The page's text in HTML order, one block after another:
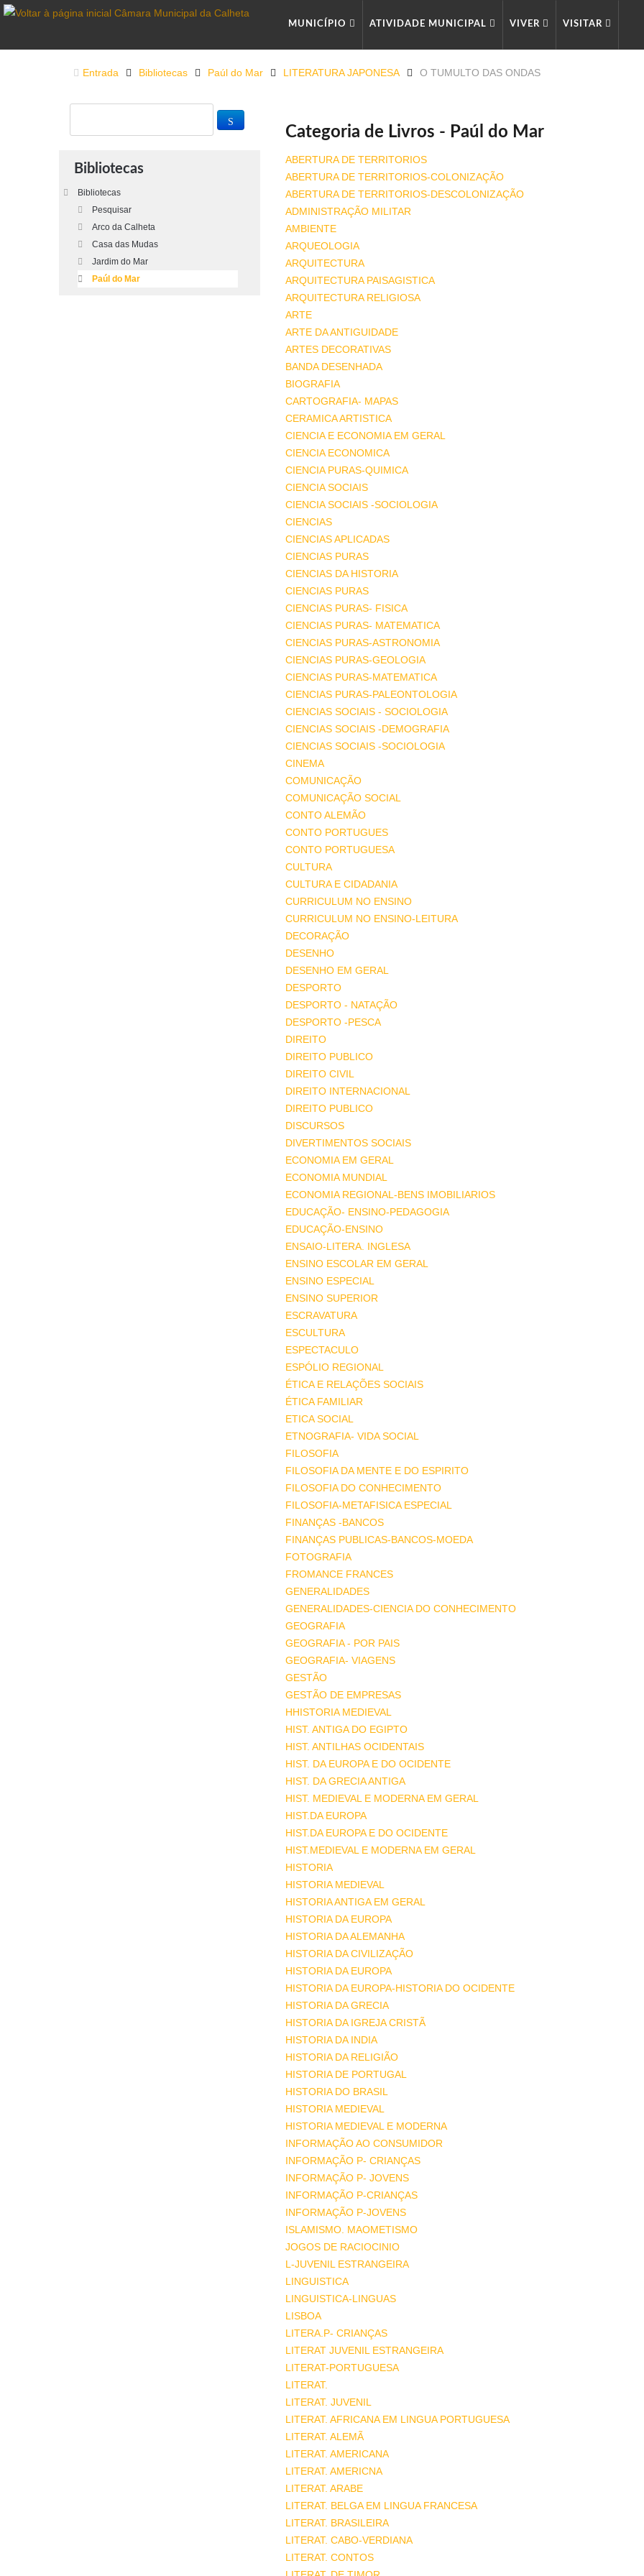
MUNICÍPIO ATIVIDADE MUNICIPAL VIVER VISITAR
Entrada Bibliotecas Paúl do Mar LITERATURA JAPONESA O TUMULTO DAS ONDAS
Categoria de Livros - Paúl do Mar
ABERTURA DE TERRITORIOS
ABERTURA DE TERRITORIOS-COLONIZAÇÃO
ABERTURA DE TERRITORIOS-DESCOLONIZAÇÃO
ADMINISTRAÇÃO MILITAR
AMBIENTE
ARQUEOLOGIA
ARQUITECTURA
ARQUITECTURA PAISAGISTICA
ARQUITECTURA RELIGIOSA
ARTE
ARTE DA ANTIGUIDADE
ARTES DECORATIVAS
BANDA DESENHADA
BIOGRAFIA
CARTOGRAFIA- MAPAS
CERAMICA ARTISTICA
CIENCIA E ECONOMIA EM GERAL
CIENCIA ECONOMICA
CIENCIA PURAS-QUIMICA
CIENCIA SOCIAIS
CIENCIA SOCIAIS -SOCIOLOGIA
CIENCIAS
CIENCIAS APLICADAS
CIENCIAS PURAS
CIENCIAS DA HISTORIA
CIENCIAS PURAS
CIENCIAS PURAS- FISICA
CIENCIAS PURAS- MATEMATICA
CIENCIAS PURAS-ASTRONOMIA
CIENCIAS PURAS-GEOLOGIA
CIENCIAS PURAS-MATEMATICA
CIENCIAS PURAS-PALEONTOLOGIA
CIENCIAS SOCIAIS - SOCIOLOGIA
CIENCIAS SOCIAIS -DEMOGRAFIA
CIENCIAS SOCIAIS -SOCIOLOGIA
CINEMA
COMUNICAÇÃO
COMUNICAÇÃO SOCIAL
CONTO ALEMÃO
CONTO PORTUGUES
CONTO PORTUGUESA
CULTURA
CULTURA E CIDADANIA
CURRICULUM NO ENSINO
CURRICULUM NO ENSINO-LEITURA
DECORAÇÃO
DESENHO
DESENHO EM GERAL
DESPORTO
DESPORTO - NATAÇÃO
DESPORTO -PESCA
DIREITO
DIREITO PUBLICO
DIREITO CIVIL
DIREITO INTERNACIONAL
DIREITO PUBLICO
DISCURSOS
DIVERTIMENTOS SOCIAIS
ECONOMIA EM GERAL
ECONOMIA MUNDIAL
ECONOMIA REGIONAL-BENS IMOBILIARIOS
EDUCAÇÃO- ENSINO-PEDAGOGIA
EDUCAÇÃO-ENSINO
ENSAIO-LITERA. INGLESA
ENSINO ESCOLAR EM GERAL
ENSINO ESPECIAL
ENSINO SUPERIOR
ESCRAVATURA
ESCULTURA
ESPECTACULO
ESPÓLIO REGIONAL
ÉTICA E RELAÇÕES SOCIAIS
ÉTICA FAMILIAR
ETICA SOCIAL
ETNOGRAFIA- VIDA SOCIAL
FILOSOFIA
FILOSOFIA DA MENTE E DO ESPIRITO
FILOSOFIA DO CONHECIMENTO
FILOSOFIA-METAFISICA ESPECIAL
FINANÇAS -BANCOS
FINANÇAS PUBLICAS-BANCOS-MOEDA
FOTOGRAFIA
FROMANCE FRANCES
GENERALIDADES
GENERALIDADES-CIENCIA DO CONHECIMENTO
GEOGRAFIA
GEOGRAFIA - POR PAIS
GEOGRAFIA- VIAGENS
GESTÃO
GESTÃO DE EMPRESAS
HHISTORIA MEDIEVAL
HIST. ANTIGA DO EGIPTO
HIST. ANTILHAS OCIDENTAIS
HIST. DA EUROPA E DO OCIDENTE
HIST. DA GRECIA ANTIGA
HIST. MEDIEVAL E MODERNA EM GERAL
HIST.DA EUROPA
HIST.DA EUROPA E DO OCIDENTE
HIST.MEDIEVAL E MODERNA EM GERAL
HISTORIA
HISTORIA MEDIEVAL
HISTORIA ANTIGA EM GERAL
HISTORIA DA EUROPA
HISTORIA DA ALEMANHA
HISTORIA DA CIVILIZAÇÃO
HISTORIA DA EUROPA
HISTORIA DA EUROPA-HISTORIA DO OCIDENTE
HISTORIA DA GRECIA
HISTORIA DA IGREJA CRISTÃ
HISTORIA DA INDIA
HISTORIA DA RELIGIÃO
HISTORIA DE PORTUGAL
HISTORIA DO BRASIL
HISTORIA MEDIEVAL
HISTORIA MEDIEVAL E MODERNA
INFORMAÇÃO AO CONSUMIDOR
INFORMAÇÃO P- CRIANÇAS
INFORMAÇÃO P- JOVENS
INFORMAÇÃO P-CRIANÇAS
INFORMAÇÃO P-JOVENS
ISLAMISMO. MAOMETISMO
JOGOS DE RACIOCINIO
L-JUVENIL ESTRANGEIRA
LINGUISTICA
LINGUISTICA-LINGUAS
LISBOA
LITERA.P- CRIANÇAS
LITERAT JUVENIL ESTRANGEIRA
LITERAT-PORTUGUESA
LITERAT.
LITERAT. JUVENIL
LITERAT. AFRICANA EM LINGUA PORTUGUESA
LITERAT. ALEMÃ
LITERAT. AMERICANA
LITERAT. AMERICNA
LITERAT. ARABE
LITERAT. BELGA EM LINGUA FRANCESA
LITERAT. BRASILEIRA
LITERAT. CABO-VERDIANA
LITERAT. CONTOS
Bibliotecas
Bibliotecas
Pesquisar
Arco da Calheta
Casa das Mudas
Jardim do Mar
Paúl do Mar